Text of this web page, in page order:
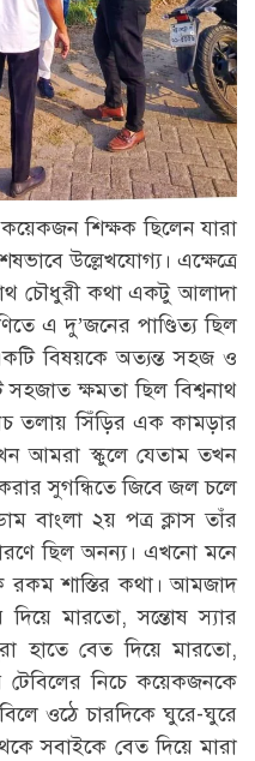
শিক্ষক ছিলেন যারা
উল্লেখযোগ্য। এক্ষেত্রে
চৌধুরী কথা একটু আলাদা
এ দু’জনের পাণ্ডিত্য ছিল
বিষয়কে অত্যন্ত সহজ ও
ক্ষমতা ছিল বিশ্বনাথ
তলায় সিঁড়ির এক কামড়ার
আমরা স্কুলে যেতাম তখন
সুগন্ধিতে জিবে জল চলে
বাংলা ২য় পত্র ক্লাস তাঁর
ছিল অনন্য। এখনো মনে
শাস্তির কথা। আমজাদ
দিয়ে মারতো, সন্তোষ স্যার
হাতে বেত দিয়ে মারতো,
টেবিলের নিচে কয়েকজনকে
ওঠে চারদিকে ঘুরে-ঘুরে
সবাইকে বেত দিয়ে মারা